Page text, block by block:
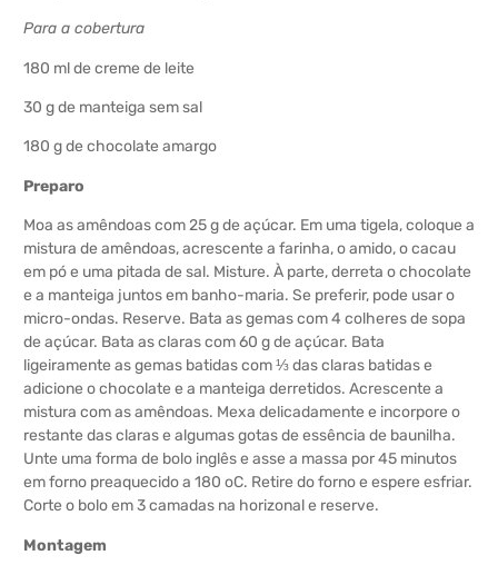
Para a cobertura
180 ml de creme de leite
30 g de manteiga sem sal
180 g de chocolate amargo
Preparo
Moa as amêndoas com 25 g de açúcar. Em uma tigela, coloque a
mistura de amêndoas, acrescente a farinha, o amido, o cacau
em pó e uma pitada de sal. Misture. À parte, derreta o chocolate
e a manteiga juntos em banho-maria. Se preferir, pode usar o
micro-ondas. Reserve. Bata as gemas com 4 colheres de sopa
de açúcar. Bata as claras com 60 g de açúcar. Bata
ligeiramente as gemas batidas com ⅓ das claras batidas e
adicione o chocolate e a manteiga derretidos. Acrescente a
mistura com as amêndoas. Mexa delicadamente e incorpore o
restante das claras e algumas gotas de essência de baunilha.
Unte uma forma de bolo inglês e asse a massa por 45 minutos
em forno preaquecido a 180 oC. Retire do forno e espere esfriar.
Corte o bolo em 3 camadas na horizonal e reserve.
Montagem